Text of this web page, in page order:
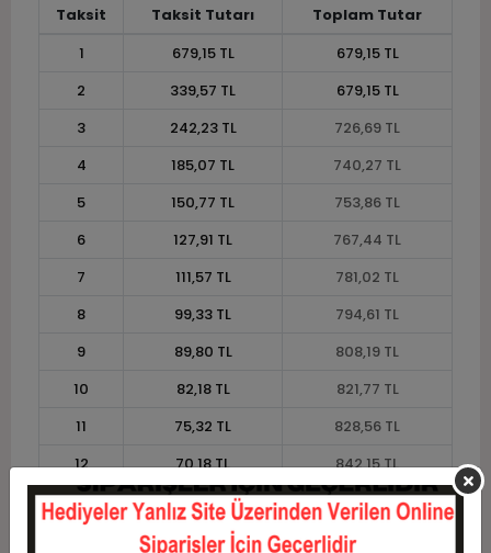
Taksit Taksit Tutarı
Toplam Tutar
1
679,15 TL
679,15 TL
2
339,57 TL
679,15 TL
3
242,23 TL
726,69 TL
4
185,07 TL
740,27 TL
5
150,77 TL
753,86 TL
6
127,91 TL
767,44 TL
7
111,57 TL
781,02 TL
8
99,33 TL
794,61 TL
9
89,80 TL
808,19 TL
10
82,18 TL
821,77 TL
11
75,32 TL
828,56 TL
12
70,18 TL 842,15 TL